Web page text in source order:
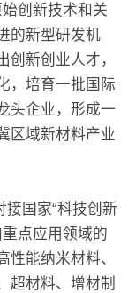
创新技术和关
的新型研发机
新创业人才，
，培育一批国际
头企业，形成一
区域新材料产业
国家“科技创新
点应用领域的
能纳米材料、
超材料、增材制